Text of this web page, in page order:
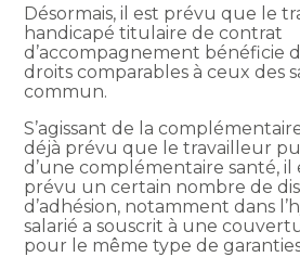
Désormais, il est prévu que le
handicapé titulaire de contrat
d’accompagnement bénéficie
droits comparables à ceux des
commun.
S’agissant de la
déjà prévu que le travailleur
d’une complémentaire santé, il
prévu un certain nombre de
d’adhésion, notamment dans
salarié a souscrit à une
pour le même type de